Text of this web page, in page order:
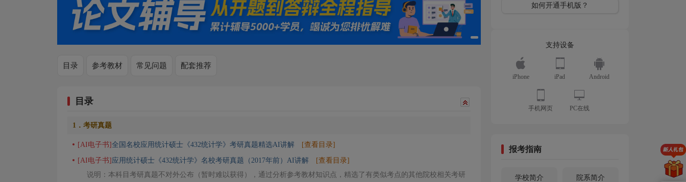
目录 参考教材 常见问题 配套推荐
目录
1．考研真题
[AI电子书]全国名校应用统计硕士《432统计学》考研真题精选AI讲解 [查看目录]
[AI电子书] 应用统计硕士《432统计学》名校考研真题（2017年前）AI讲解
[查看目录]
说明：本科目考研真题不对外公布（暂时难以获得），通过分析参考教材知识点，精选了有类似考点的其他院校相关考研
如何开通手机版？
支持设备
iPhone iPad Android
手机网页 PC在线
报考指南
学校简介 院系简介